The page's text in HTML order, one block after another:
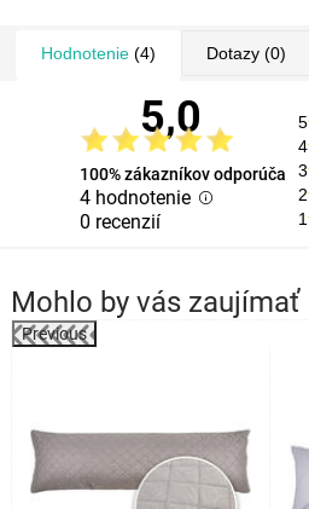
Hodnotenie(4) Dotazy(0)
5,0
100% zákazníkov odporúča
4 hodnotenie
0 recenzií
5
4
3
2
1
Mohlo by vás zaujímať
Previous